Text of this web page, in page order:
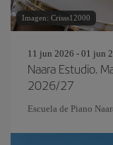
Imagen: Crisss12000
11 jun 2026 - 01 jun
Naara Estudio.
2026/27
Escuela de Piano